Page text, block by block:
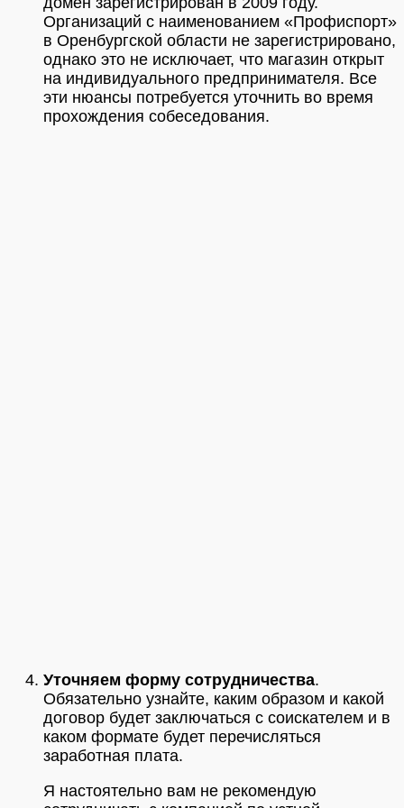
Организаций с наименованием «Профиспорт»
в Оренбургской области не зарегистрировано,
однако это не исключает, что магазин открыт
на индивидуального предпринимателя. Все
эти нюансы потребуется уточнить во время
прохождения собеседования.
Уточняем форму сотрудничества.
Обязательно узнайте, каким образом и какой
договор будет заключаться с соискателем и в
каком формате будет перечисляться
заработная плата.
Я настоятельно вам не рекомендую